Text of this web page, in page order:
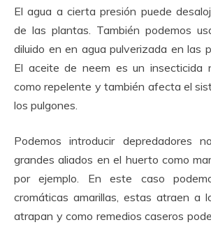
El agua a cierta presión puede
de las plantas. También podemos
diluido en en agua pulverizada en las
El aceite de neem es un insecticida
como repelente y también afecta el
los pulgones.
Podemos introducir depredadores
grandes aliados en el huerto como
por ejemplo. En este caso
cromáticas amarillas, estas atraen a
atrapan y como remedios caseros